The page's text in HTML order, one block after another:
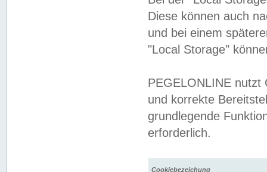
Diese können auch
und bei einem
"Local Storage"
PEGELONLINE nutzt
und korrekte
grundlegende
erforderlich.
Cookiebezeichung